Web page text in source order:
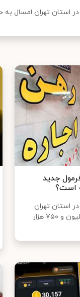
جدید
است؟
در استان تهران
امسال به حداکثر ۳۲ میلیون و ۷۵۰ هزار